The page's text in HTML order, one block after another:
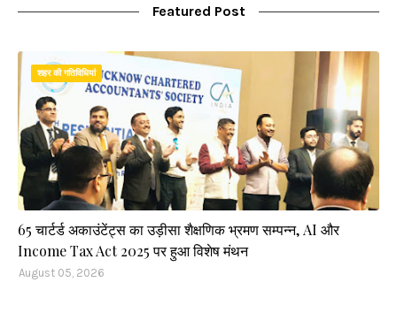
Featured Post
शहर की गतिविधियां
65 चार्टर्ड अकाउंटेंट्स का उड़ीसा शैक्षणिक भ्रमण सम्पन्न, AI और
Income Tax Act 2025 पर हुआ विशेष मंथन
August 05, 2026